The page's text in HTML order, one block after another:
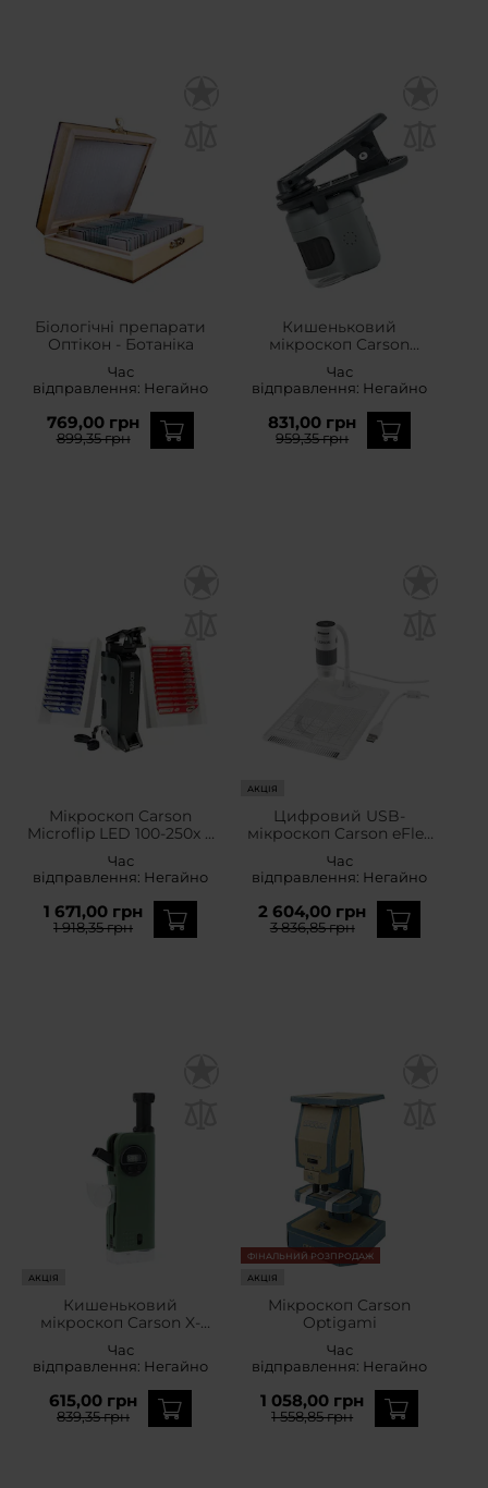
Біологічні препарати
Оптікон - Ботаніка
Час
відправлення: Негайно
769,00 грн
899,35 грн
Кишеньковий
мікроскоп Carson
для смартфона
Час
відправлення: Негайно
831,00 грн
959,35 грн
Мікроскоп Carson
Microflip LED 100-250x +
Час
відправлення: Негайно
1 671,00 грн
1 918,35 грн
АКЦІЯ
Цифровий USB-
мікроскоп Carson eFlex
Час
відправлення: Негайно
2 604,00 грн
3 836,85 грн
АКЦІЯ
Кишеньковий
мікроскоп Carson X-
+ лупа 9x
Час
відправлення: Негайно
615,00 грн
839,35 грн
ФІНАЛЬНИЙ РОЗПРОДАЖ
АКЦІЯ
Мікроскоп Carson
Optigami
Час
відправлення: Негайно
1 058,00 грн
1 558,85 грн